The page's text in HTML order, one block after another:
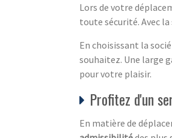
Lors de votre
toute sécurité. Avec
En choisissant la
souhaitez. Une large
pour votre plaisir.
Profitez d'un
En matière de